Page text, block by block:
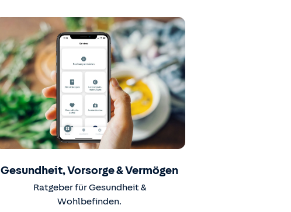
Gesundheit, Vorsorge & Vermögen
Ratgeber für Gesundheit &
Wohlbefinden.